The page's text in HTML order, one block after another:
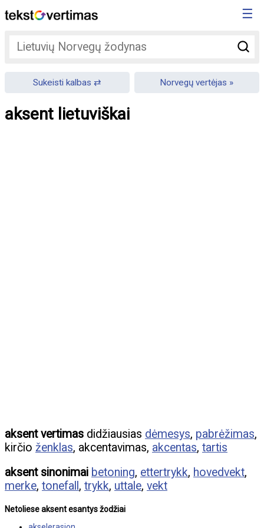
☰
Sukeisti kalbas Norvegų vertėjas
aksent lietuviškai
aksent vertimas didžiausias dėmesys, pabrėžimas,
kirčio ženklas, akcentavimas, akcentas, tartis
aksent sinonimai betoning, ettertrykk, hovedvekt,
merke, tonefall , trykk, uttale, vekt
Netoliese aksent esantys žodžiai